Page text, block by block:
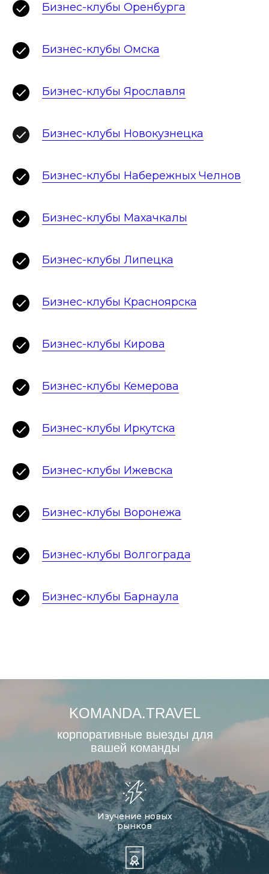
Бизнес-клубы Оренбурга
Бизнес-клубы Омска
Бизнес-клубы Ярославля
Бизнес-клубы Новокузнецка
Бизнес-клубы Набережных Челнов
Бизнес-клубы Махачкалы
Бизнес-клубы Липецка
Бизнес-клубы Красноярска
Бизнес-клубы Кирова
Бизнес-клубы Кемерова
Бизнес-клубы Иркутска
Бизнес-клубы Ижевска
Бизнес-клубы Воронежа
Бизнес-клубы Волгограда
Бизнес-клубы Барнаула
корпоративные выезды для
вашей команды
KOMANDA.TRAVEL
Изучение новых
рынков